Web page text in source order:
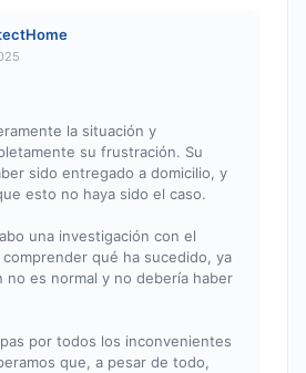
la situación y
su frustración. Su
sido entregado a domicilio, y
esto no haya sido el caso.
una investigación con el
qué ha sucedido, ya
no es normal y no debería haber
por todos los inconvenientes
que, a pesar de todo,